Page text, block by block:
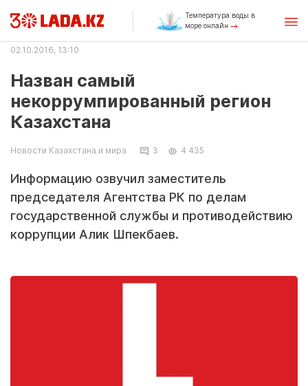
Температура воды в
море онлайн
02.10.2016, 13:10
Назван самый
некоррумпированный регион
Казахстана
Новости Казахстана и мира 3 4 435
Информацию озвучил заместитель
председателя Агентства РК по делам
государственной службы и противодействию
коррупции Алик Шпекбаев.